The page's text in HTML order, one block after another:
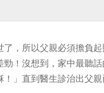
，所以父親必須擔負
！沒想到，家中最聽
」直到醫生診治出父